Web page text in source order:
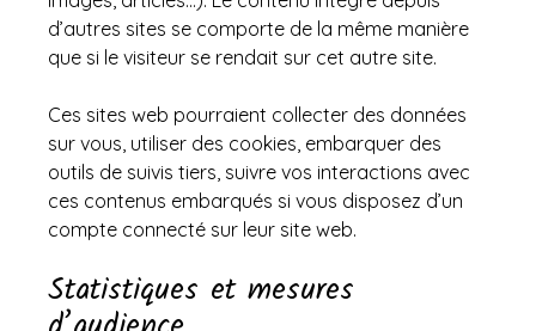
d’autres sites se comporte de la même manière
que si le visiteur se rendait sur cet autre site.
Ces sites web pourraient collecter des données
sur vous, utiliser des cookies, embarquer des
outils de suivis tiers, suivre vos interactions avec
ces contenus embarqués si vous disposez d’un
compte connecté sur leur site web.
Statistiques et mesures